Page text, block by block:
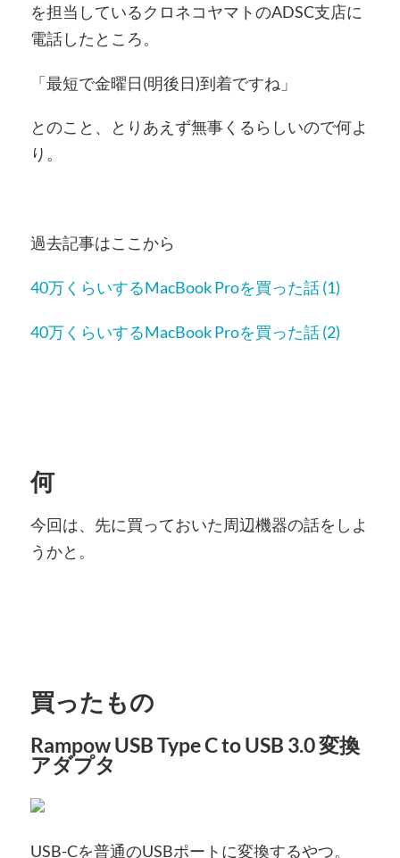
を担当しているクロネコヤマトのADSC支店に
電話したところ。
「最短で金曜日(明後日)到着ですね」
とのこと、とりあえず無事くるらしいので何よ
り。
過去記事はここから
40万くらいするMacBook Proを買った話 (1)
40万くらいするMacBook Proを買った話 (2)
何
今回は、先に買っておいた周辺機器の話をしよ
うかと。
買ったもの
Rampow USB Type C to USB 3.0 変換
アダプタ
USB-Cを普通のUSBポートに変換するやつ。